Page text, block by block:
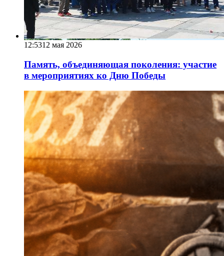
12:5312 мая 2026
Память, объединяющая поколения: участие
в мероприятиях ко Дню Победы